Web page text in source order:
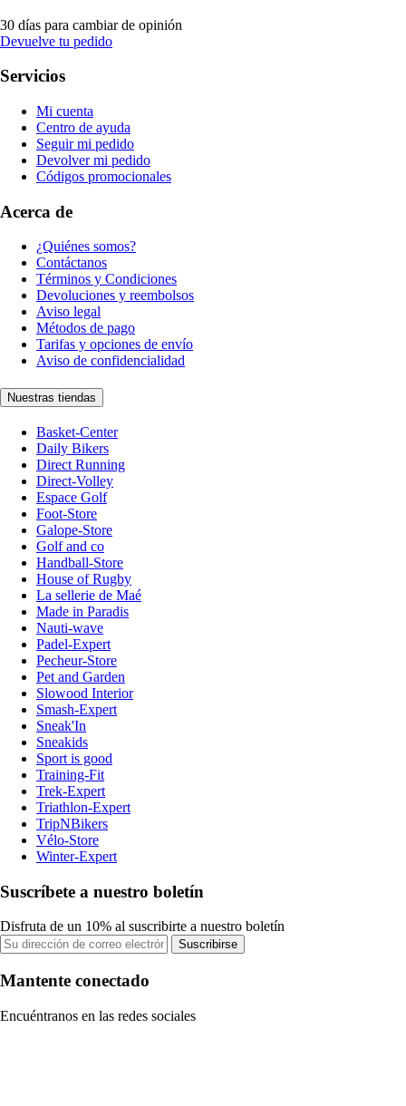
30 días para cambiar de opinión
Devuelve tu pedido
Servicios
Mi cuenta
Centro de ayuda
Seguir mi pedido
Devolver mi pedido
Códigos promocionales
Acerca de
¿Quiénes somos?
Contáctanos
Términos y Condiciones
Devoluciones y reembolsos
Aviso legal
Métodos de pago
Tarifas y opciones de envío
Aviso de confidencialidad
Nuestras tiendas
Basket-Center
Daily Bikers
Direct Running
Direct-Volley
Espace Golf
Foot-Store
Galope-Store
Golf and co
Handball-Store
House of Rugby
La sellerie de Maé
Made in Paradis
Nauti-wave
Padel-Expert
Pecheur-Store
Pet and Garden
Slowood Interior
Smash-Expert
Sneak'In
Sneakids
Sport is good
Training-Fit
Trek-Expert
Triathlon-Expert
TripNBikers
Vélo-Store
Winter-Expert
Suscríbete a nuestro boletín
Disfruta de un 10% al suscribirte a nuestro boletín
Suscribirse
Mantente conectado
Encuéntranos en las redes sociales